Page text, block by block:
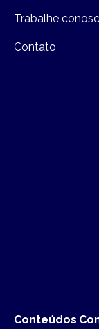
Trabalhe
Contato
Conteúdos